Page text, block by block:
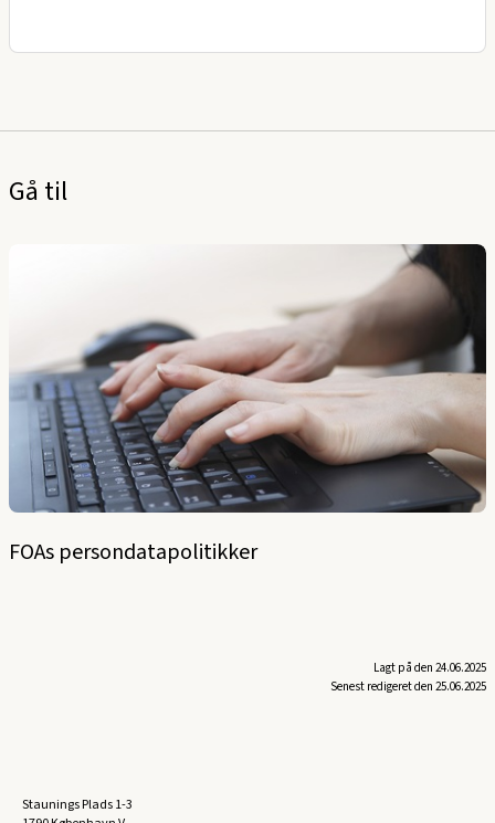
Gå til
FOAs persondatapolitikker
Lagt på den 24.06.2025
Senest redigeret den 25.06.2025
Staunings Plads 1-3